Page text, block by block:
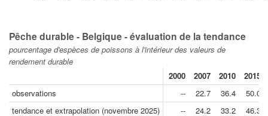
Pêche durable - Belgique - évaluation de la tendance
pourcentage d'espèces de poissons à l'intérieur des valeurs de
rendement durable
2000
2007 2010
2015
observations
-- 22.7 36.4
50.0
tendance et extrapolation (novembre 2025)
-- 24.2 33.2
46.3